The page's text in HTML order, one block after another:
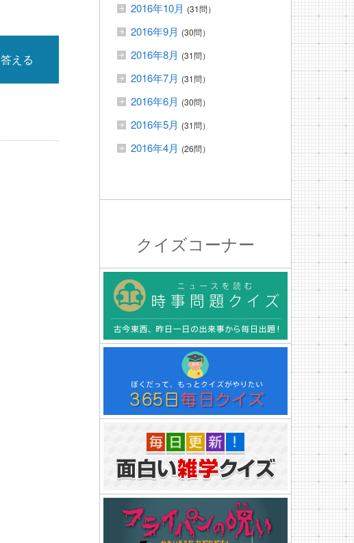
答える
2016年10月 (31問）
2016年9月 (30問）
2016年8月 (31問）
2016年7月 (31問）
2016年6月 (30問）
2016年5月 (31問）
2016年4月 (26問）
クイズコーナー